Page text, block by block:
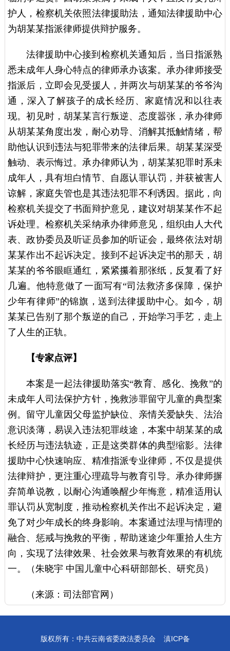
护人，检察机关依照法律援助法，通知法律援助中心
为胡某某指派律师提供辩护服务。
法律援助中心接到检察机关通知后，当日指派熟
悉未成年人身心特点的律师承办该案。承办律师接受
指派后，立即会见受援人，并两次与胡某某的爷爷沟
通，深入了解孩子的成长经历、家庭情况和以往表
现。初见时，胡某某言行叛逆、态度嚣张，承办律师
从胡某某角度出发，耐心劝导、消解其抵触情绪，帮
助他认识到违法与犯罪带来的法律后果。胡某某深受
触动、表示悔过。承办律师认为，胡某某犯罪时系未
成年人，具有坦白情节、自愿认罪认罚，并获被害人
谅解，家庭失管也是其违法犯罪不利诱因。据此，向
检察机关提交了书面辩护意见，建议对胡某某作不起
诉处理。检察机关采纳承办律师意见，组织由人大代
表、政协委员及听证员参加的听证会，最终依法对胡
某某作出不起诉决定。接到不起诉决定书的那天，胡
某某的爷爷眼眶通红，紧紧攥着那张纸，反复看了好
几遍。他特意做了一面写有“司法救济多保障，保护
少年有律师”的锦旗，送到法律援助中心。如今，胡
某某已告别了那个叛逆的自己，开始学习手艺，走上
了人生的正轨。
【专家点评】
本案是一起法律援助落实“教育、感化、挽救”的
未成年人司法保护方针，挽救涉罪留守儿童的典型案
例。留守儿童因父母监护缺位、亲情关爱缺失、法治
意识淡薄，易误入违法犯罪歧途，本案中胡某某的成
长经历与违法轨迹，正是这类群体的典型缩影。法律
援助中心快速响应、精准指派专业律师，不仅是提供
法律辩护，更注重心理疏导与教育引导。承办律师摒
弃简单说教，以耐心沟通唤醒少年悔意，精准适用认
罪认罚从宽制度，推动检察机关作出不起诉决定，避
免了对少年成长的终身影响。本案通过法理与情理的
融合、惩戒与挽救的平衡，帮助迷途少年重拾人生方
向，实现了法律效果、社会效果与教育效果的有机统
一。（朱晓宇 中国儿童中心科研部部长、研究员）
（来源：司法部官网）
版权所有：中共云南省委政法委员会 滇ICP备